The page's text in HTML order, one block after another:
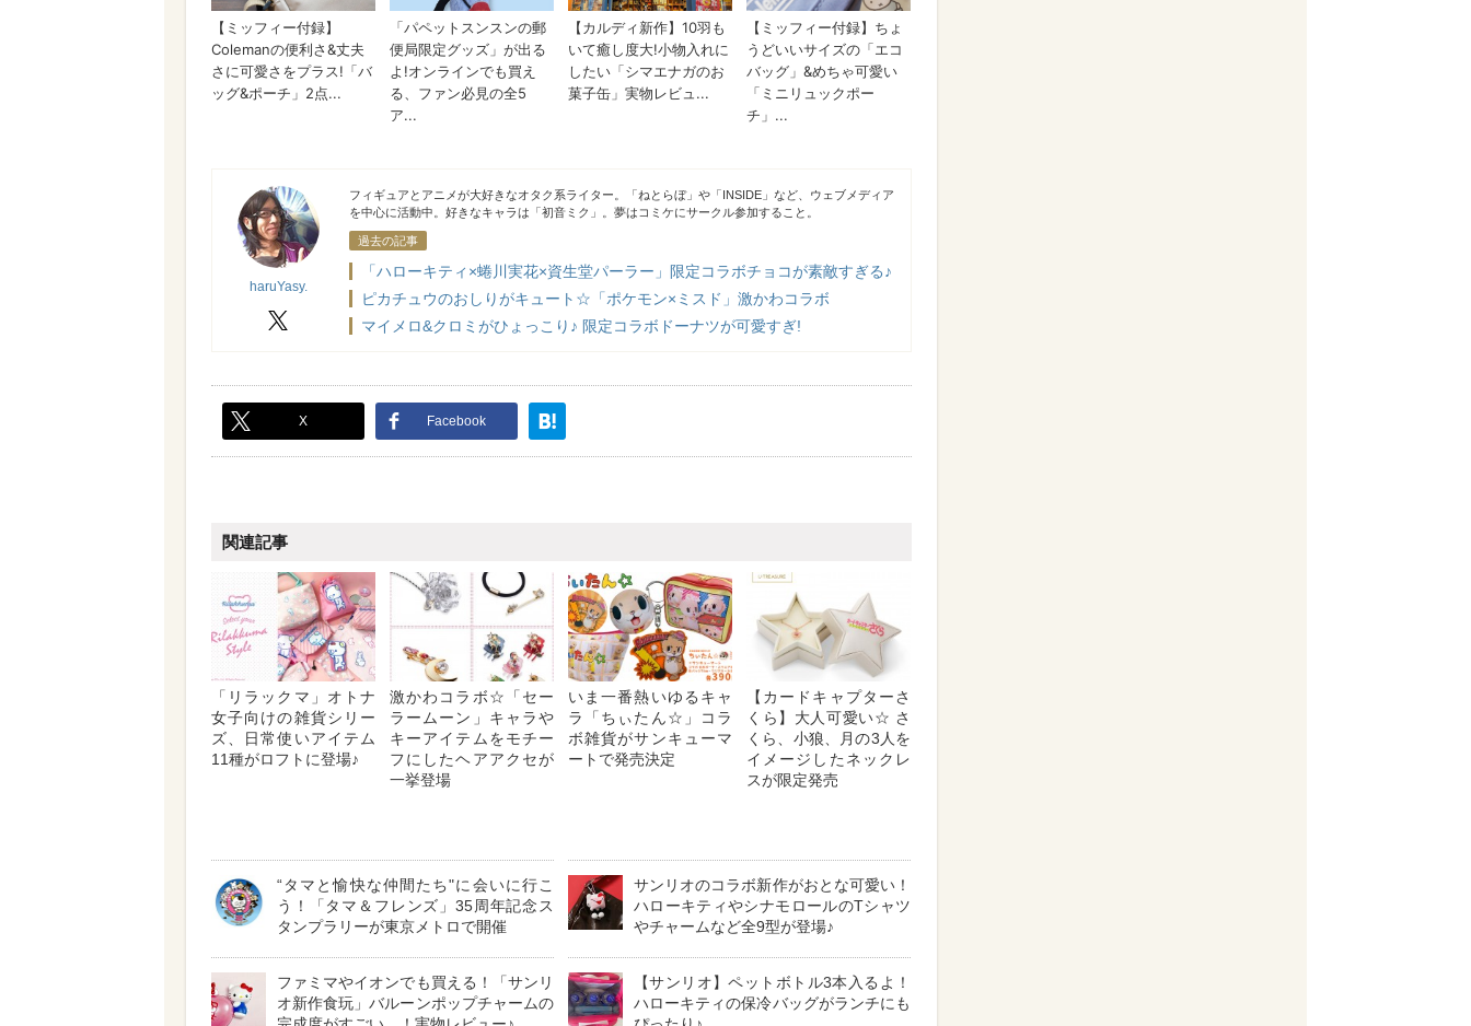
haruYasy.
haruYasy.
フィギュアとアニメが大好きなオタク系ライター。「ねとらぼ」や「INSIDE」など、ウェブメディア
を中心に活動中。好きなキャラは「初音ミク」。夢はコミケにサークル参加すること。
過去の記事
「ハローキティ×蜷川実花×資生堂パーラー」限定コラボチョコが素敵すぎる♪
ピカチュウのおしりがキュート☆「ポケモン×ミスド」激かわコラボ
マイメロ&クロミがひょっこり♪ 限定コラボドーナツが可愛すぎ!
X Facebook
関連記事
「リラックマ」オトナ
女子向けの雑貨シリー
ズ、日常使いアイテム
11種がロフトに登場♪
激かわコラボ☆「セー
ラームーン」キャラや
キーアイテムをモチー
フにしたヘアアクセが
一挙登場
いま一番熱いゆるキャ
ラ「ちぃたん☆」コラ
ボ雑貨がサンキューマ
ートで発売決定
【カードキャプターさ
くら】大人可愛い☆ さ
くら、小狼、月の3人を
イメージしたネックレ
スが限定発売
“タマと愉快な仲間たち"に会いに行こ
う！「タマ＆フレンズ」35周年記念ス
タンプラリーが東京メトロで開催
サンリオのコラボ新作がおとな可愛い！
ハローキティやシナモロールのTシャツ
やチャームなど全9型が登場♪
ファミマやイオンでも買える！「サンリ
オ新作食玩」バルーンポップチャームの
【サンリオ】ペットボトル3本入るよ！
ハローキティの保冷バッグがランチにも